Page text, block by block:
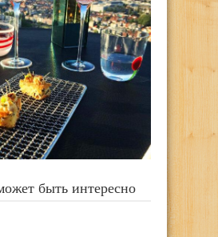
быть интересно